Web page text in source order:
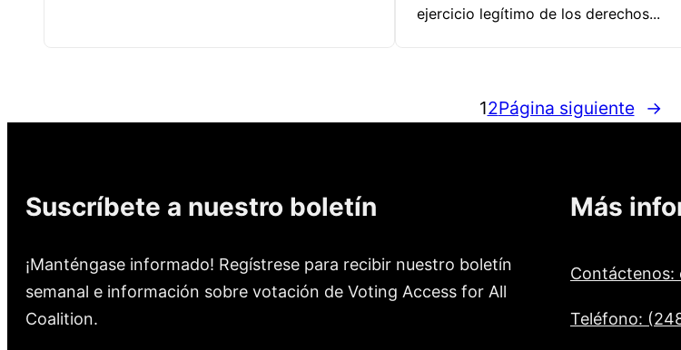
ejercicio legítimo de los derechos...
12Página siguiente →
Suscríbete a nuestro boletín
¡Manténgase informado! Regístrese para recibir nuestro boletín
semanal e información sobre votación de Voting Access for All
Coalition.
Más
Contáctenos:
Teléfono: